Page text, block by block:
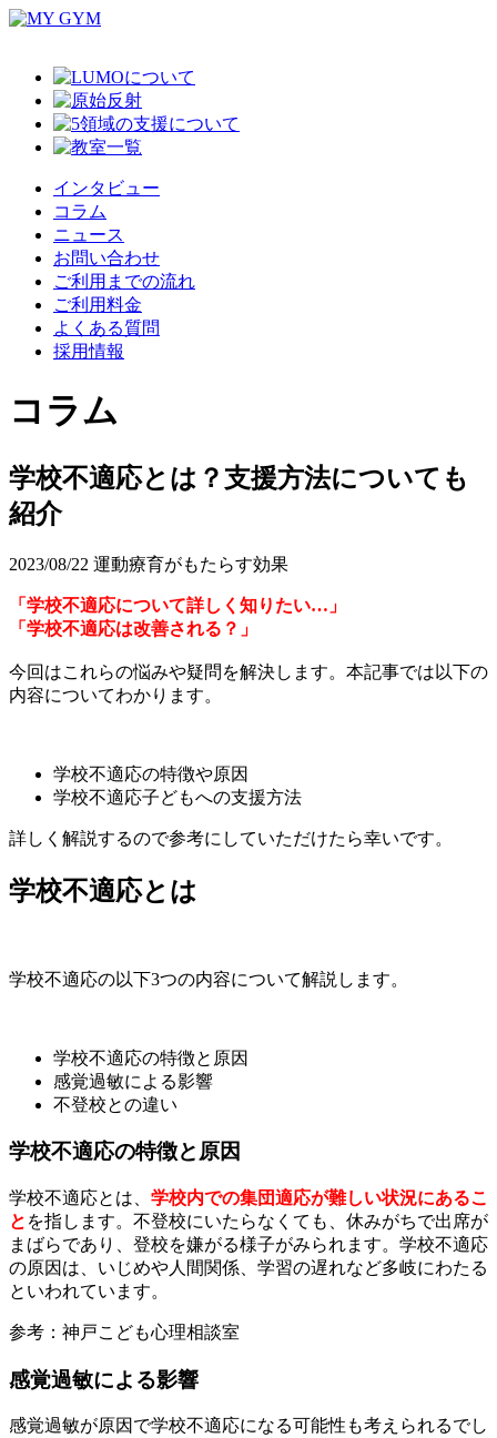
インタビュー
コラム
ニュース
お問い合わせ
ご利用までの流れ
ご利用料金
よくある質問
採用情報
コラム
学校不適応とは？支援方法についても
紹介
2023/08/22 運動療育がもたらす効果
「 学校不適応について詳しく知りたい… 」
「 学校不適応は改善される？ 」
今回はこれらの悩みや疑問を解決します。本記事では以下の
内容についてわかります。
学校不適応の特徴や原因
学校不適応子どもへの支援方法
詳しく解説するので参考にしていただけたら幸いです。
学校不適応とは
学校不適応の以下3つの内容について解説します。
学校不適応の特徴と原因
感覚過敏による影響
不登校との違い
学校不適応の特徴と原因
学校不適応とは、 学校内での集団適応が難しい状況にあるこ
と を指します。不登校にいたらなくても、休みがちで出席が
まばらであり、登校を嫌がる様子がみられます。学校不適応
の原因は、いじめや人間関係、学習の遅れなど多岐にわたる
といわれています。
参考：神戸こども心理相談室
感覚過敏による影響
感覚過敏が原因で学校不適応になる可能性も考えられるでし